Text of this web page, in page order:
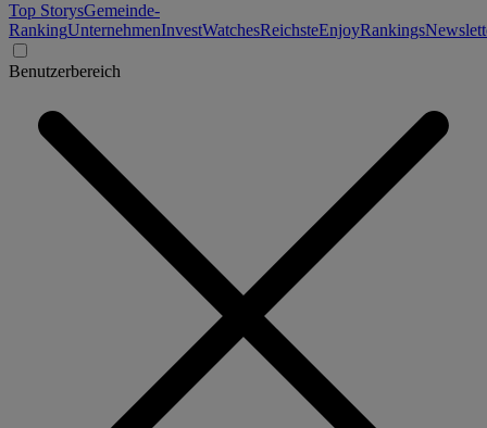
Top StorysGemeinde-
RankingUnternehmenInvestWatchesReichsteEnjoyRankings
Benutzerbereich